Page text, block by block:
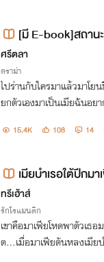
[มี E-book]สถาน
ศรีตลา
ดราม่า
ไปร่านกับใครมาแล้วมาโย
ยกตัวเองมาเป็นเมียฉันอย
นแหละ
15.4K 108 14
เมียบำเรอใต้ปีกม
ทรีเฮ้าส์
รักโรแมนติก
เขาคือมาเฟียโหดพาตัวเธ
ด...เมื่อมาเฟียดันหลงเมีย